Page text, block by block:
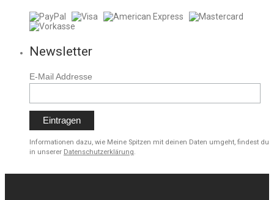
Newsletter
E-Mail Addresse
Informationen dazu, wie Meine Spitzen mit deinen Daten umgeht, findest du
in unserer Datenschutzerklärung.